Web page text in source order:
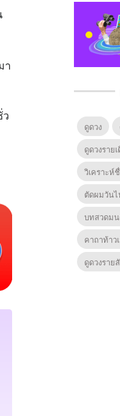
า
ดูดวง
ดูดวงราย
วิเคราะห์
ตัดผมวัน
บทสวดม
คาถาท้าว
ดูดวงราย